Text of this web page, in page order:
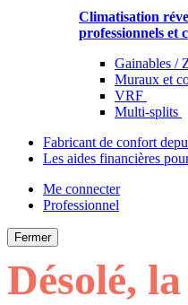
Climatisation
professionnels et
Gainables /
Muraux et
VRF
Multi-splits
Fabricant de confort
Les aides financières
Me connecter
Professionnel
Fermer
Désolé,